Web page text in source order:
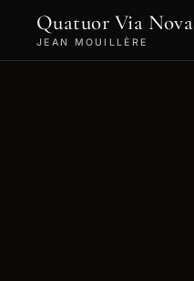
Quatuor Via Nova
JEAN MOUILLÈRE